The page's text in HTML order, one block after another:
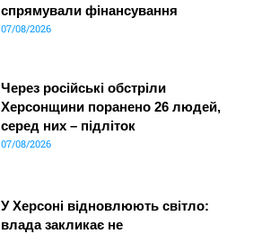
спрямували фінансування
07/08/2026
Через російські обстріли
Херсонщини поранено 26 людей,
серед них – підліток
07/08/2026
У Херсоні відновлюють світло:
влада закликає не